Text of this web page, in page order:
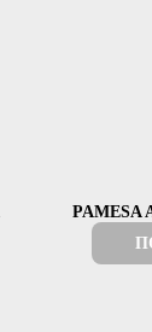
PAMESA